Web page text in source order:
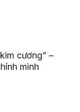
cương” –
mình